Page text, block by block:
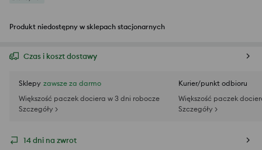
Produkt niedostępny w sklepach stacjonarnych
Czas i koszt dostawy
Sklepy zawsze za darmo
Większość paczek dociera w 3 dni robocze
Szczegóły >
Kurier/punkt odbioru
Większość paczek
Szczegóły >
14 dni na zwrot